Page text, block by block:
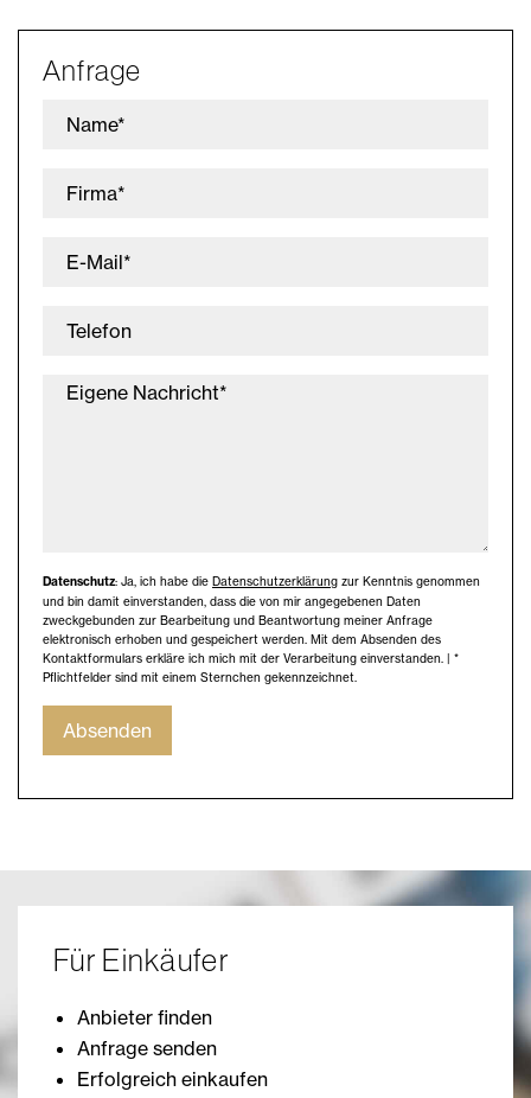
Anfrage
Name*
Firma*
E-Mail*
Telefon
Eigene Nachricht*
Datenschutz: Ja, ich habe die Datenschutzerklärung zur Kenntnis genommen
und bin damit einverstanden, dass die von mir angegebenen Daten
zweckgebunden zur Bearbeitung und Beantwortung meiner Anfrage
elektronisch erhoben und gespeichert werden. Mit dem Absenden des
Kontaktformulars erkläre ich mich mit der Verarbeitung einverstanden. | *
Pflichtfelder sind mit einem Sternchen gekennzeichnet.
Absenden
Für Einkäufer
Anbieter finden
Anfrage senden
Erfolgreich einkaufen